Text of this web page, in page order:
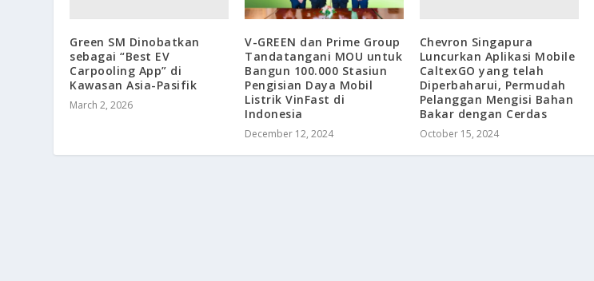
Green SM Dinobatkan
sebagai “Best EV
Carpooling App” di
Kawasan Asia-Pasifik
March 2, 2026
V-GREEN dan Prime Group
Tandatangani MOU untuk
Bangun 100.000 Stasiun
Pengisian Daya Mobil
Listrik VinFast di
Indonesia
December 12, 2024
Chevron Singapura
Luncurkan Aplikasi Mobile
CaltexGO yang telah
Diperbaharui, Permudah
Pelanggan Mengisi Bahan
Bakar dengan Cerdas
October 15, 2024